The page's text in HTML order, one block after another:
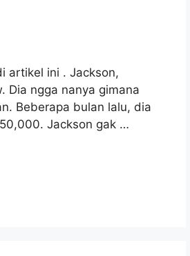
artikel ini . Jackson,
Dia ngga nanya gimana
Beberapa bulan lalu, dia
Jackson gak …